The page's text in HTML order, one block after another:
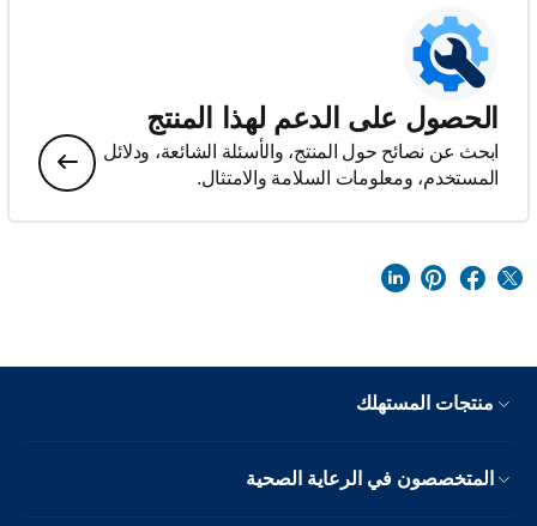
الحصول على الدعم لهذا المنتج
ابحث عن نصائح حول المنتج، والأسئلة الشائعة، ودلائل
المستخدم، ومعلومات السلامة والامتثال.
منتجات المستهلك
المتخصصون في الرعاية الصحية